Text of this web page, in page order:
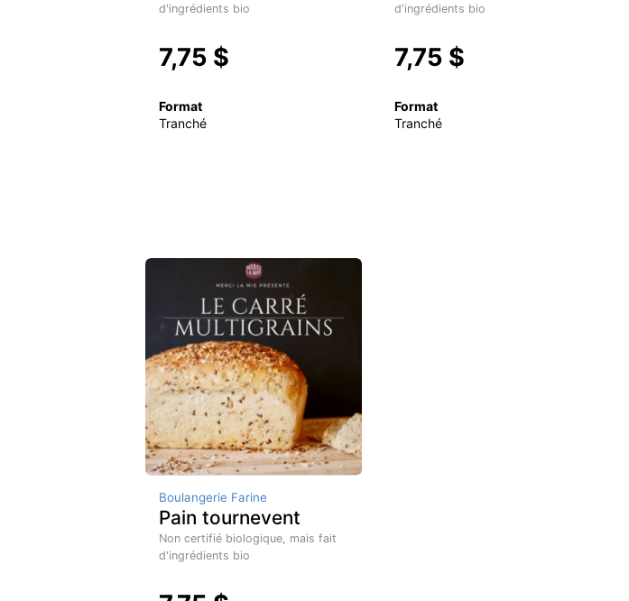
d'ingrédients bio
7,75 $
Format
Tranché
d'ingrédients bio
7,75 $
Format
Tranché
Boulangerie Farine
Pain tournevent
Non certifié biologique, mais fait
d'ingrédients bio